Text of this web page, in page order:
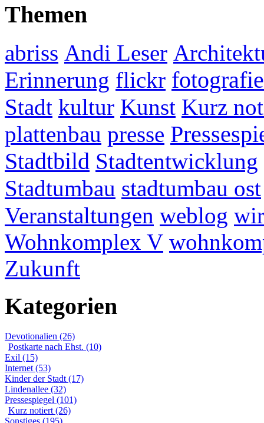
Themen
abriss Andi Leser
Erinnerung flickr fotografie
Stadt kultur Kunst Kurz
plattenbau presse
Stadtbild Stadtentwicklung
Stadtumbau stadtumbau ost
Veranstaltungen weblog
Wohnkomplex V
Zukunft
Kategorien
Devotionalien (26)
Postkarte nach Ehst. (10)
Exil (15)
Internet (53)
Kinder der Stadt (17)
Lindenallee (32)
Pressespiegel (101)
Kurz notiert (26)
Sonstiges (195)